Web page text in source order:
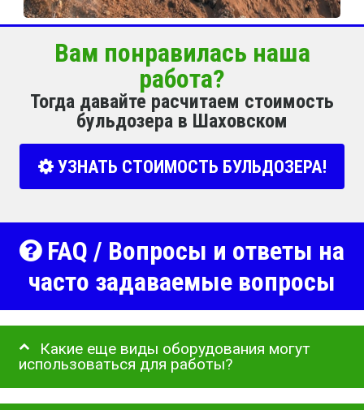
Вам понравилась наша
работа?
Тогда давайте расчитаем стоимость
бульдозера в Шаховском
УЗНАТЬ СТОИМОСТЬ БУЛЬДОЗЕРА!
FAQ / Вопросы и ответы на
часто задаваемые вопросы
Какие еще виды оборудования могут
использоваться для работы?